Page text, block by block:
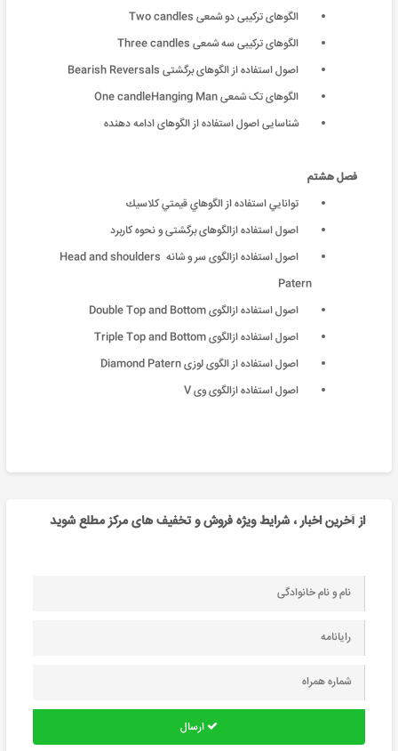
الگوهای ترکیبی دو شمعی Two candles
الگوهای ترکیبی سه شمعی Three candles
اصول استفاده از الگوهای برگشتی Bearish Reversals
الگوهای تک شمعی One candleHanging Man
شناسایی اصول استفاده از الگوهای ادامه دهنده
فصل هشتم
توانايي استفاده از الگوهاي قيمتي كلاسيك
اصول استفاده ازالگوهای برگشتی و نحوه کاربرد
اصول استفاده ازالگوی سر و شانه Head and shoulders
Patern
اصول استفاده ازالگوی Double Top and Bottom
اصول استفاده ازالگوی Triple Top and Bottom
اصول استفاده از الگوی لوزی Diamond Patern
اصول استفاده ازالگوی وی V
از آخرین اخبار ، شرایط ویژه فروش و تخفیف های مرکز مطلع شوید
ارسال